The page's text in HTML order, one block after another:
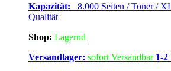
Kapazität: 8.000 Seiten / Toner /
Qualität
Shop: Lagernd
Versandlager: sofort Versandbar 1-2